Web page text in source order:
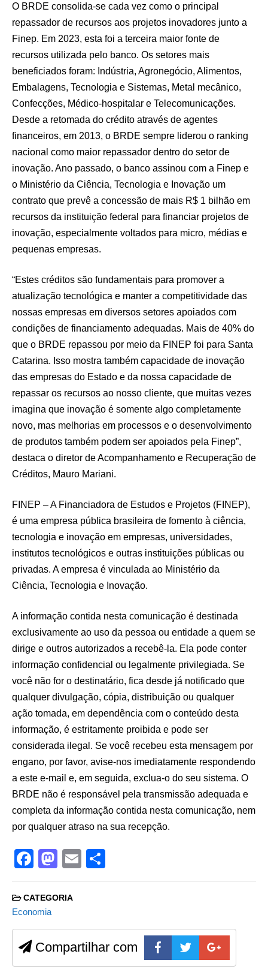
O BRDE consolida-se cada vez como o principal
repassador de recursos aos projetos inovadores junto a
Finep. Em 2023, esta foi a terceira maior fonte de
recursos utilizada pelo banco. Os setores mais
beneficiados foram: Indústria, Agronegócio, Alimentos,
Embalagens, Tecnologia e Sistemas, Metal mecânico,
Confecções, Médico-hospitalar e Telecomunicações.
Desde a retomada do crédito através de agentes
financeiros, em 2013, o BRDE sempre liderou o ranking
nacional como maior repassador dentro do setor de
inovação. Ano passado, o banco assinou com a Finep e
o Ministério da Ciência, Tecnologia e Inovação um
contrato que prevê a concessão de mais R$ 1 bilhão em
recursos da instituição federal para financiar projetos de
inovação, especialmente voltados para micro, médias e
pequenas empresas.
“Estes créditos são fundamentais para promover a
atualização tecnológica e manter a competitividade das
nossas empresas em diversos setores apoiados com
condições de financiamento adequadas. Mais de 40% do
que o BRDE repassou por meio da FINEP foi para Santa
Catarina. Isso mostra também capacidade de inovação
das empresas do Estado e da nossa capacidade de
repassar os recursos ao nosso cliente, que muitas vezes
imagina que inovação é somente algo completamente
novo, mas melhorias em processos e o desenvolvimento
de produtos também podem ser apoiados pela Finep”,
destaca o diretor de Acompanhamento e Recuperação de
Créditos, Mauro Mariani.
FINEP – A Financiadora de Estudos e Projetos (FINEP),
é uma empresa pública brasileira de fomento à ciência,
tecnologia e inovação em empresas, universidades,
institutos tecnológicos e outras instituições públicas ou
privadas. A empresa é vinculada ao Ministério da
Ciência, Tecnologia e Inovação.
A informação contida nesta comunicação é destinada
exclusivamente ao uso da pessoa ou entidade a quem se
dirige e outros autorizados a recebê-la. Ela pode conter
informação confidencial ou legalmente privilegiada. Se
você não for o destinatário, fica desde já notificado que
qualquer divulgação, cópia, distribuição ou qualquer
ação tomada, em dependência com o conteúdo desta
informação, é estritamente proibida e pode ser
considerada ilegal. Se você recebeu esta mensagem por
engano, por favor, avise-nos imediatamente respondendo
a este e-mail e, em seguida, exclua-o do seu sistema. O
BRDE não é responsável pela transmissão adequada e
completa da informação contida nesta comunicação, nem
por qualquer atraso na sua recepção.
F
a
c
e
b
o
M
a
st
d
o
E
m h
CATEGORIA
Economia
Compartilhar com